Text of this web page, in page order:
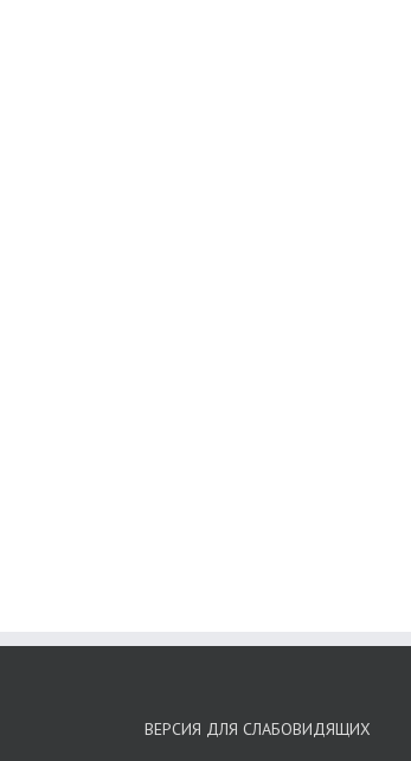
ВЕРСИЯ ДЛЯ СЛАБОВИДЯЩИХ